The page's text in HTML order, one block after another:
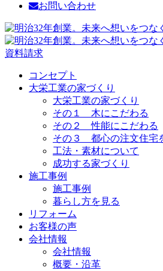
お問い合わせ
資料請求
コンセプト
大栄工業の家づくり
大栄工業の家づくり
その１ 木にこだわる
その２ 性能にこだわる
その３ 都心の注文住宅
工法・素材について
成功する家づくり
施工事例
施工事例
暮らし方を見る
リフォーム
お客様の声
会社情報
会社情報
概要・沿革